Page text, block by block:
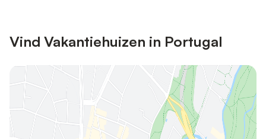
Vind Vakantiehuizen in Portugal